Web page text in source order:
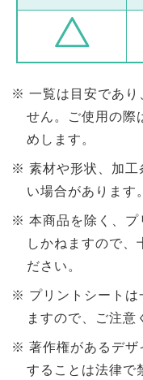
一覧は目安であり
せん。ご使用の際
めします。
素材や形状、加
い場合があります。
本商品を除く、
しかねますので、
ださい。
プリントシートは
ますので、ご注意
著作権があるデザ
することは法律で